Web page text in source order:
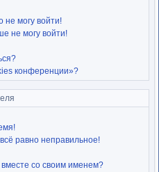
не могу войти!
не могу войти!
конференции»?
равно неправильное!
со своим именем?